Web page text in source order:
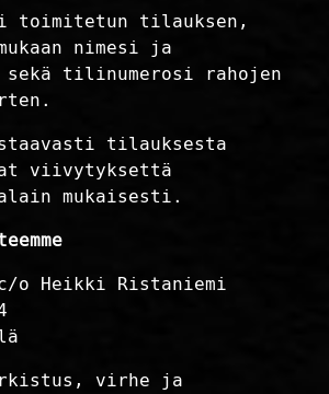
toimitetun tilauksen,
nimesi ja
tilinumerosi rahojen
tilauksesta
viivytyksettä
mukaisesti.
o Heikki Ristaniemi
virhe ja